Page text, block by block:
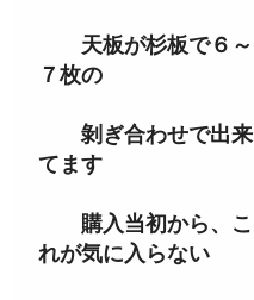
天板が杉板で６～
７枚の
剝ぎ合わせで出来
てます
購入当初から、こ
れが気に入らない